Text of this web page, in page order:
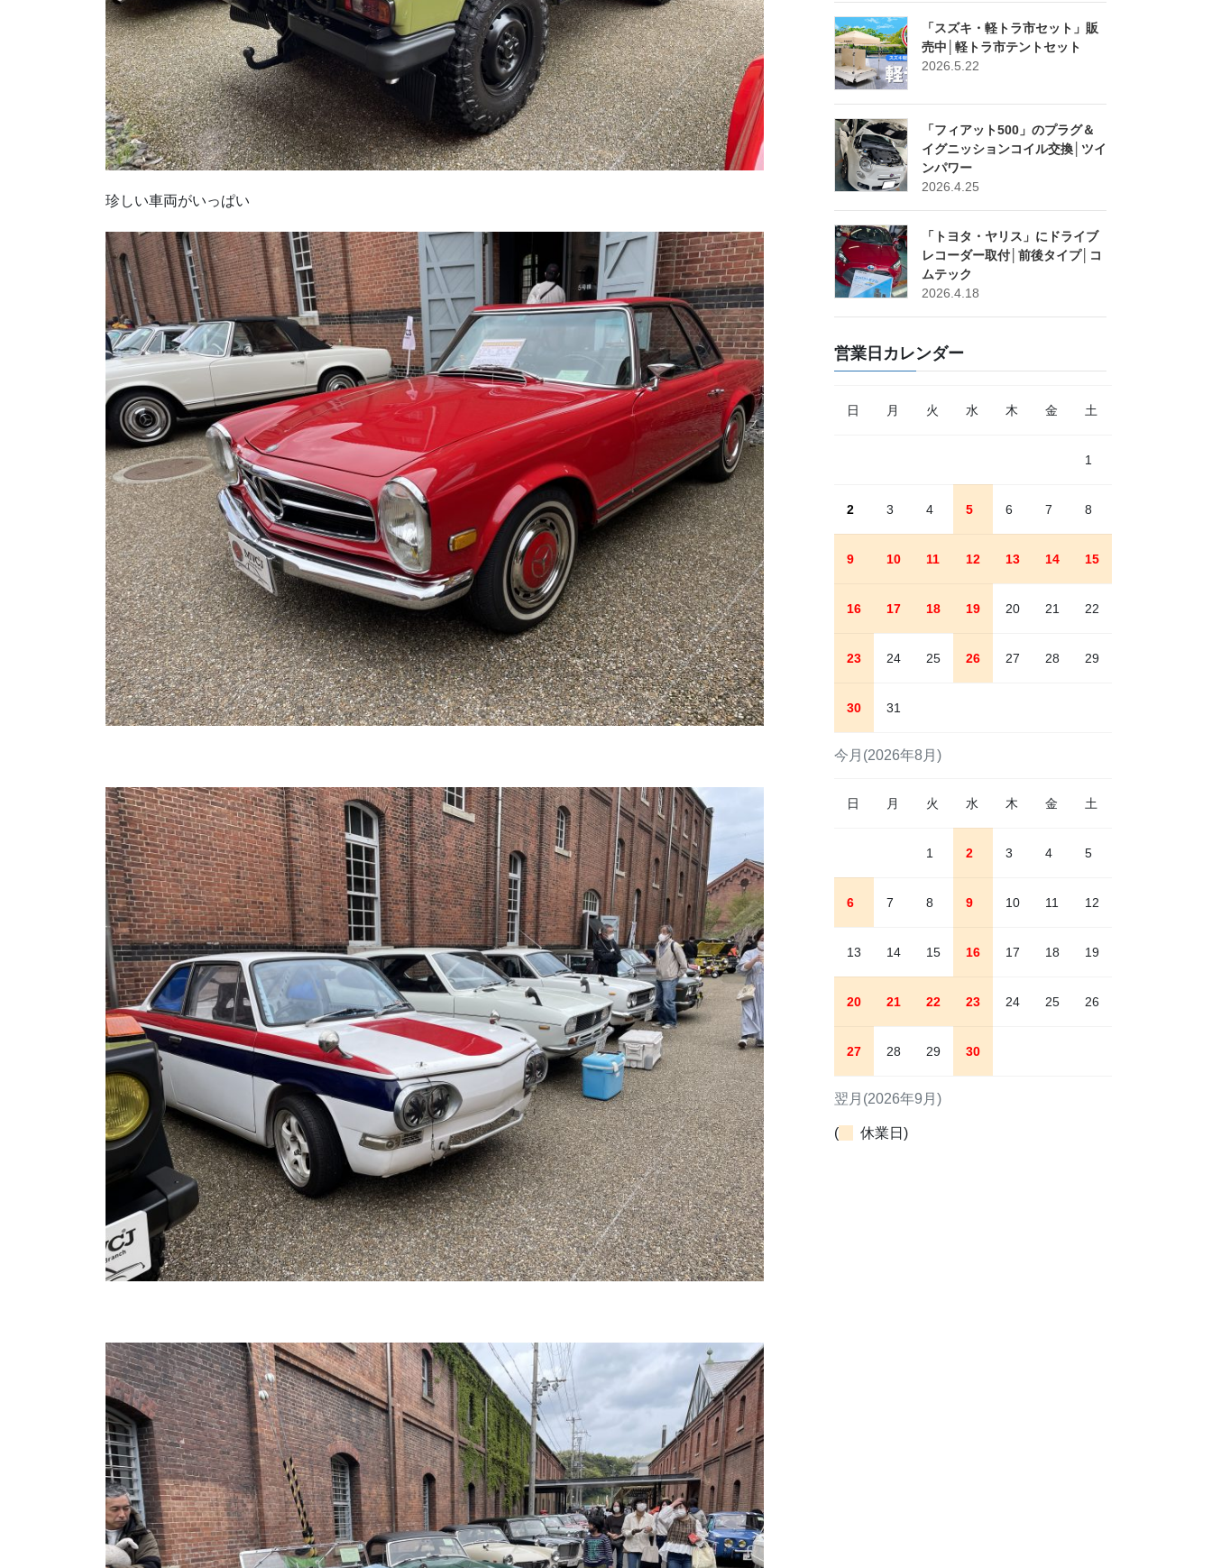
珍しい車両がいっぱい
「スズキ・軽トラ市セット」販
売中│軽トラ市テントセット
2026.5.22
「フィアット500」のプラグ＆
イグニッションコイル交換│ツイ
ンパワー
2026.4.25
「トヨタ・ヤリス」にドライブ
レコーダー取付│前後タイプ│コ
ムテック
2026.4.18
営業日カレンダー
今月(2026年8月)
日 月 火 水 木 金 土
1
2 3 4 5 6 7 8
9 10 11 12 13 14 15
16 17 18 19 20 21 22
23 24 25 26 27 28 29
30 31
翌月(2026年9月)
日 月 火 水 木 金 土
1 2 3 4 5
6 7 8 9 10 11 12
13 14 15 16 17 18 19
20 21 22 23 24 25 26
27 28 29 30
( 休業日)